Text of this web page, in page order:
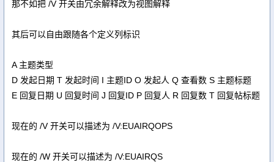
那不如把 /V 开关由冗余解释改为视图解释
其后可以自由跟随各个定义列标识
A 主题类型
D 发起日期 T 发起时间 I 主题ID O 发起人 Q 查看数 S 主题标题
E 回复日期 U 回复时间 J 回复ID P 回复人 R 回复数 T 回复帖标题
现在的 /V 开关可以描述为 /V:EUAIRQOPS
现在的 /W 开关可以描述为 /V:EUAIRQS